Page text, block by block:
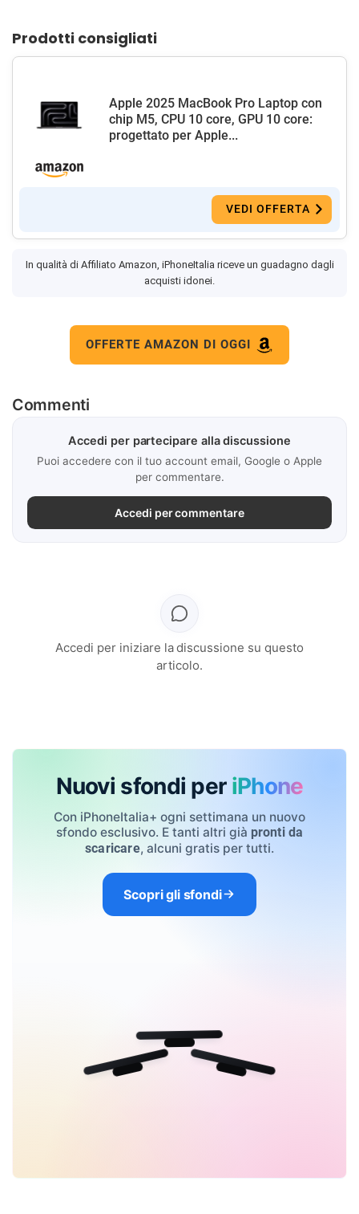
Prodotti consigliati
Apple 2025 MacBook Pro Laptop con
chip M5, CPU 10 core, GPU 10 core:
progettato per Apple...
VEDI OFFERTA
In qualità di Affiliato Amazon, iPhoneItalia riceve un guadagno dagli
acquisti idonei.
OFFERTE AMAZON DI OGGI
Commenti
Accedi per partecipare alla discussione
Puoi accedere con il tuo account email, Google o Apple
per commentare.
Accedi per commentare
Accedi per iniziare la discussione su questo
articolo.
Nuovi sfondi per iPhone
Con iPhoneItalia+ ogni settimana un nuovo
sfondo esclusivo. E tanti altri già pronti da
scaricare, alcuni gratis per tutti.
Scopri gli sfondi